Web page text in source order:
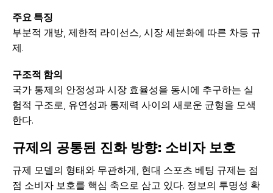
주요 특징
부분적 개방, 제한적 라이선스, 시장 세분화에 따른 차등 규
제.
구조적 함의
국가 통제의 안정성과 시장 효율성을 동시에 추구하는 실
험적 구조로, 유연성과 통제력 사이의 새로운 균형을 모색
한다.
규제의 공통된 진화 방향: 소비자 보호
규제 모델의 형태와 무관하게, 현대 스포츠 베팅 규제는 점
점 소비자 보호를 핵심 축으로 삼고 있다. 정보의 투명성 확